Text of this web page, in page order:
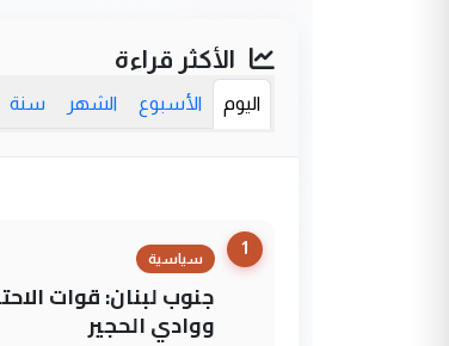
الأكثر قراءة
اليوم الأسبوع الشهر سنة
1
سياسية
جنوب لبنان: قوات
ووادي الحجير